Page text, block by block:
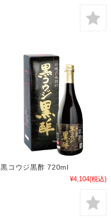
黒コウジ黒酢 720ml
¥4,104(税込)